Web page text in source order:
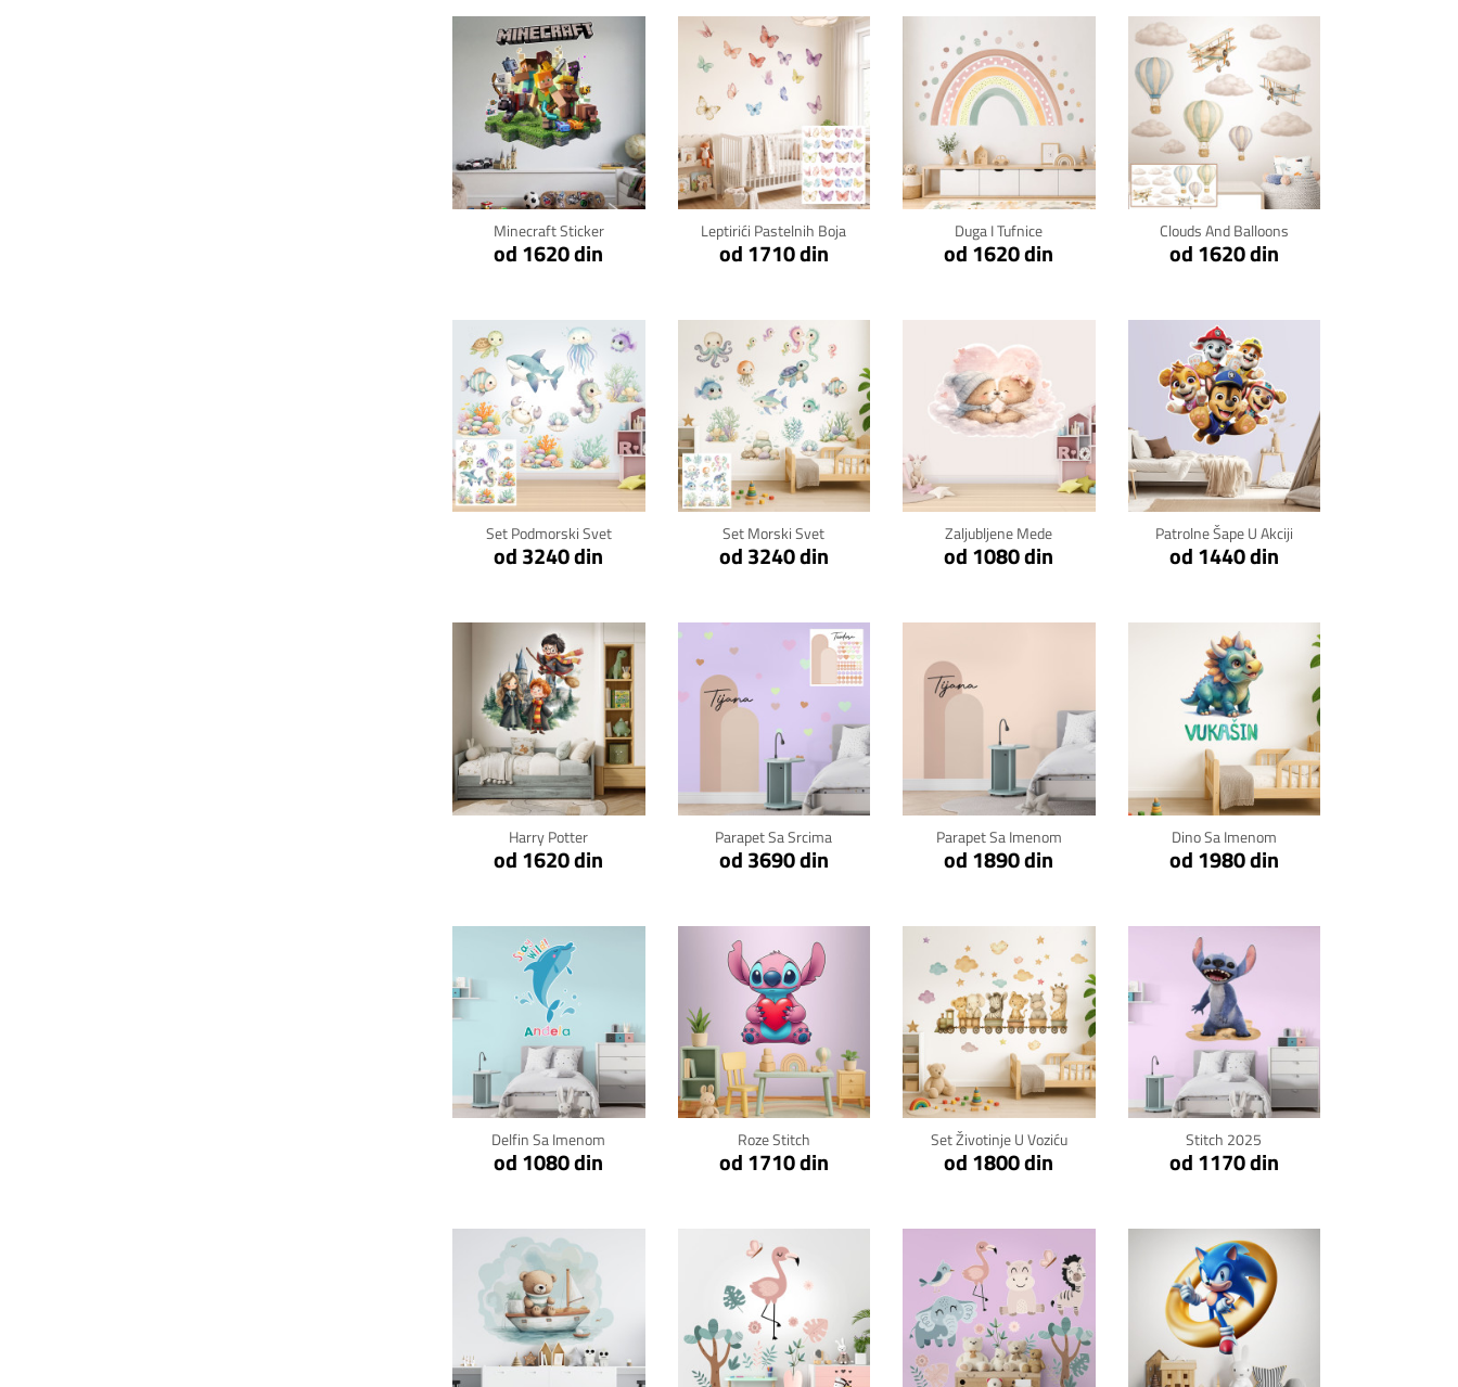
Minecraft Sticker
od 1620 din
Klikni za detalje
Leptirići Pastelnih Boja
od 1710 din
Klikni za detalje
Duga I Tufnice
od 1620 din
Klikni za detalje
Clouds And Balloons
od 1620 din
Klikni za detalje
Set Podmorski Svet
od 3240 din
Klikni za detalje
Set Morski Svet
od 3240 din
Klikni za detalje
Zaljubljene Mede
od 1080 din
Patrolne Šape U Akciji
od 1440 din
Klikni za detalje
Harry Potter
od 1620 din
Klikni za detalje
Parapet Sa Srcima
od 3690 din
Klikni za detalje
Parapet Sa Imenom
od 1890 din
Klikni za detalje
Dino Sa Imenom
od 1980 din
Klikni za detalje
Delfin Sa Imenom
od 1080 din
Klikni za detalje
Roze Stitch
od 1710 din
Klikni za detalje
Set Životinje U Voziću
od 1800 din
Klikni za detalje
Stitch 2025
od 1170 din
Klikni za detalje
Klikni za detalje Klikni za detalje Klikni za detalje Klikni za detalje